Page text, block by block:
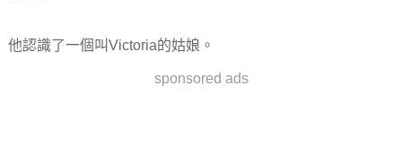
他認識了一個叫Victoria的姑娘。
sponsored ads